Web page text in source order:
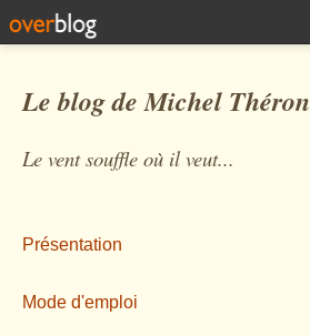
Le blog de Michel Théron
Le vent souffle où il veut...
Présentation
Mode d'emploi